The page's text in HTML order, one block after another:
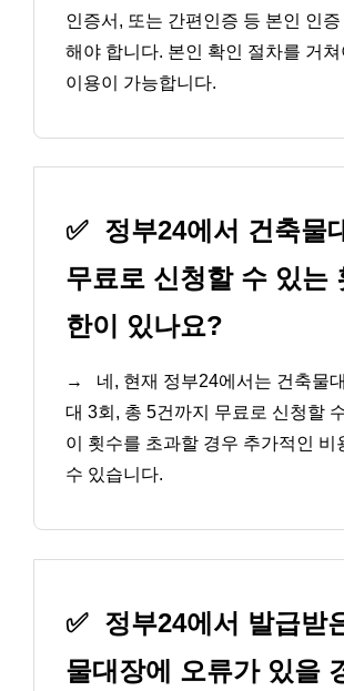
인증서, 또는 간편인증 등 본인 인
해야 합니다. 본인 확인 절차를 거
이용이 가능합니다.
✅ 정부24에서 건축물
무료로 신청할 수 있는
한이 있나요?
→
네, 현재 정부24에서는 건축물
대 3회, 총 5건까지 무료로 신청할
이 횟수를 초과할 경우 추가적인 비
수 있습니다.
✅ 정부24에서 발급받
물대장에 오류가 있을